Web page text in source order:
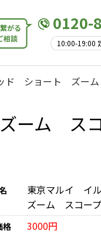
0120-
10:00-19:00
がる
相談
ド ショート ズー
ーム スコ
東京マルイ イ
ズーム スコー
格 3000円